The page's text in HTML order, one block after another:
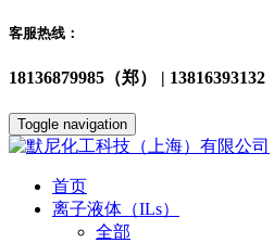
客服热线：
18136879985（郑） |
Toggle navigation
首页
离子液体（ILs）
全部